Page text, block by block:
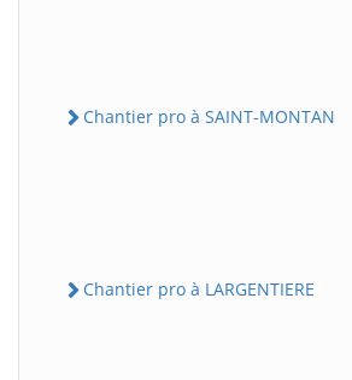
Chantier pro à SAINT-MONTAN
Chantier pro à LARGENTIERE